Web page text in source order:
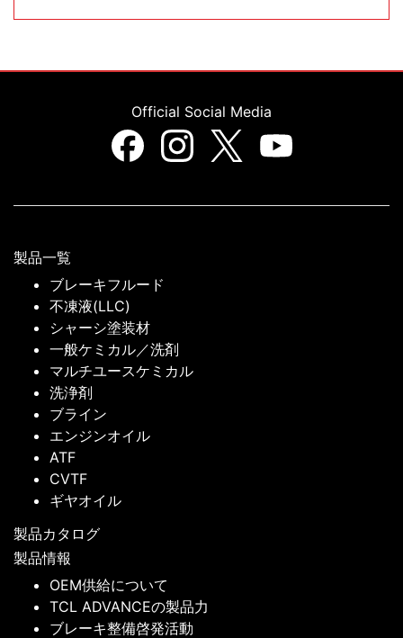
Official Social Media
製品一覧
ブレーキフルード
不凍液(LLC)
シャーシ塗装材
一般ケミカル／洗剤
マルチユースケミカル
洗浄剤
ブライン
エンジンオイル
ATF
CVTF
ギヤオイル
製品カタログ
製品情報
OEM供給について
TCL ADVANCEの製品力
ブレーキ整備啓発活動